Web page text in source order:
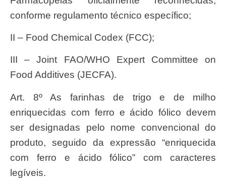
conforme regulamento técnico específico;
II – Food Chemical Codex (FCC);
III – Joint FAO/WHO Expert Committee on
Food Additives (JECFA).
Art. 8º As farinhas de trigo e de milho
enriquecidas com ferro e ácido fólico devem
ser designadas pelo nome convencional do
produto, seguido da expressão “enriquecida
com ferro e ácido fólico” com caracteres
legíveis.